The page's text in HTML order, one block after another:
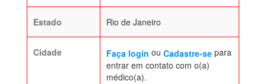
Estado Rio de Janeiro
Cidade Faça login ou Cadastre-se para
entrar em contato com o(a)
médico(a).